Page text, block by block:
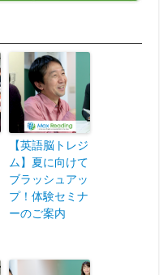
【英語脳トレジ
ム】夏に向けて
ブラッシュアッ
プ！体験セミナ
ーのご案内